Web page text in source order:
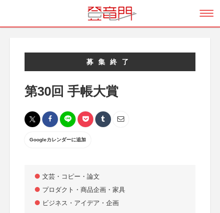
募集終了
第30回 手帳大賞
Googleカレンダーに追加
文芸・コピー・論文
プロダクト・商品企画・家具
ビジネス・アイデア・企画